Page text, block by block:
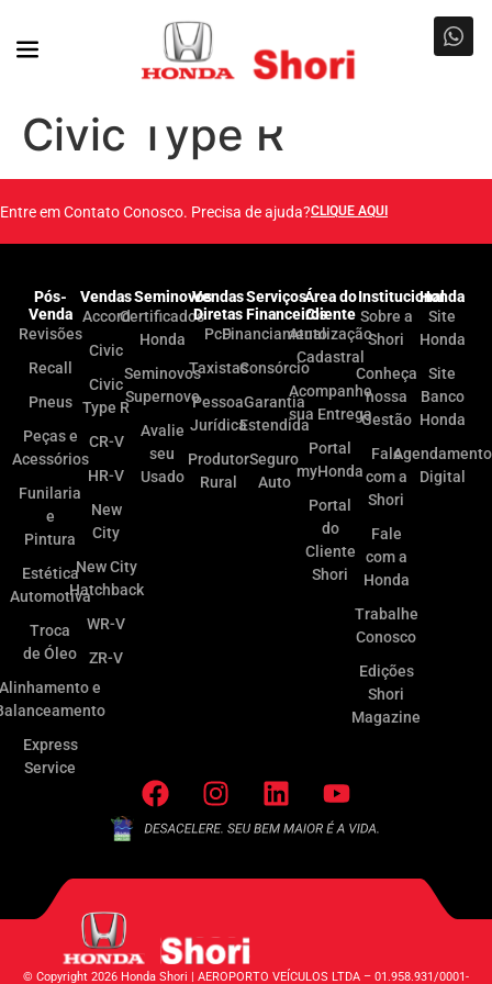
Civic Type R
Entre em Contato Conosco. Precisa de ajuda?CLIQUE AQUI
Pós-
Venda
Revisões
Recall
Pneus
Peças e
Acessórios
Funilaria
e
Pintura
Estética
Automotiva
Troca
de Óleo
Alinhamento e
Express
Service
Vendas
Accord
Civic
Civic
Type R
CR-V
HR-V
New
City
New City
Hatchback
WR-V
ZR-V
Seminovos
Certificados
Honda
Seminovos
Supernovo
Avalie
seu
Usado
Vendas
Diretas
PcD
Taxistas
Pessoa
Jurídica
Produtor
Rural
Serviços
Financeiros
Financiamento
Consórcio
Garantia
Estendida
Seguro
Auto
Área do
Cliente
Atualização
Cadastral
Acompanhe
sua Entrega
Portal
myHonda
Portal
do
Cliente
Shori
Institucional
Sobre a
Shori
Conheça
nossa
Gestão
Fale
com a
Shori
Fale
com a
Honda
Trabalhe
Conosco
Edições
Shori
Magazine
Honda
Site
Honda
Site
Banco
Honda
Agendamento
Digital
© Copyright 2026 Honda Shori | AEROPORTO VEÍCULOS LTDA – 01.958.931/0001-